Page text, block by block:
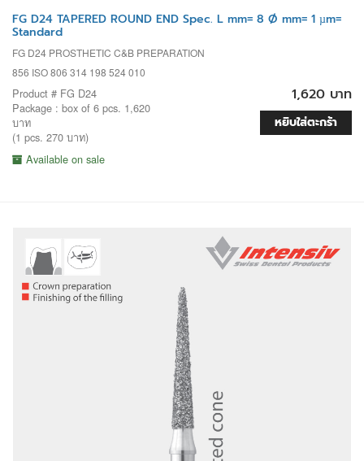
FG D24 TAPERED ROUND END Spec. L mm= 8 Ø mm= 1 µm=
Standard
FG D24 PROSTHETIC C&B PREPARATION
856 ISO 806 314 198 524 010
Product # FG D24
Package : box of 6 pcs. 1,620
บาท
(1 pcs. 270 บาท)
Available on sale
1,620 บาท
หยิบใส่ตะกร้า